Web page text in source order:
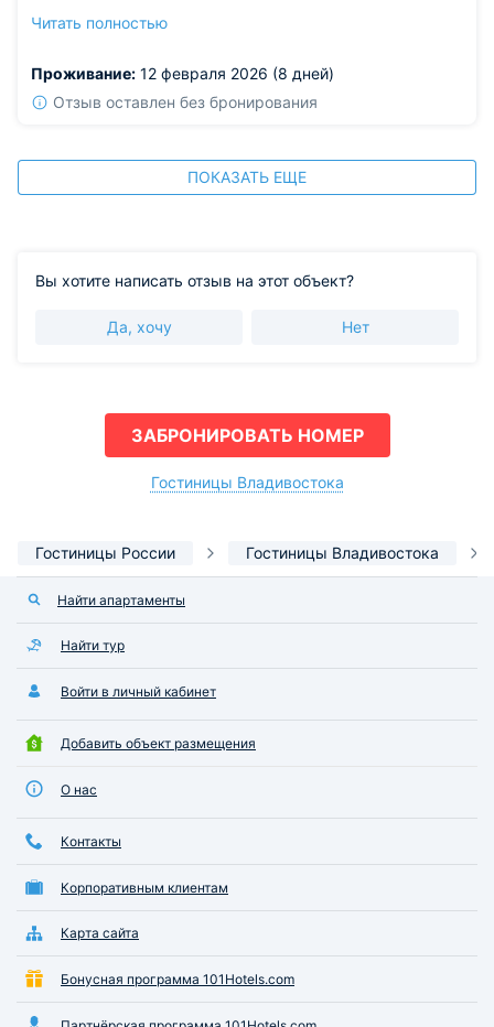
всю стену — вид на город открывается отличный,
номере, шума улицы почти не слышно.
Из недостатков: в номере не оказалось нормальной
Читать полностью
Проживание: 12 февраля 2026 (8 дней)
Отзыв оставлен без бронирования
ПОКАЗАТЬ ЕЩЕ
Вы хотите написать отзыв на этот объект?
Да, хочу Нет
ЗАБРОНИРОВАТЬ НОМЕР
Гостиницы Владивостока
Гостиницы России Гостиницы Владивостока
Найти апартаменты
Найти тур
Войти в личный кабинет
Добавить объект размещения
О нас
Контакты
Корпоративным клиентам
Карта сайта
Бонусная программа 101Hotels.com